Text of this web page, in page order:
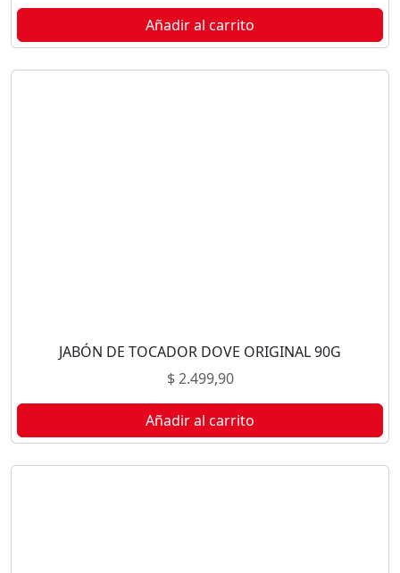
Añadir al carrito
JABÓN DE TOCADOR DOVE ORIGINAL 90G
$2.499,90
Añadir al carrito